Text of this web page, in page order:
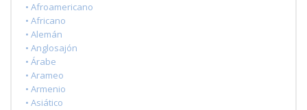
• Afroamericano
• Africano
• Alemán
• Anglosajón
• Árabe
• Arameo
• Armenio
• Asiático